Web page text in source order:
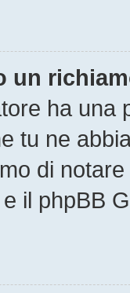
un
ha una
tu ne
di
e il phpBB